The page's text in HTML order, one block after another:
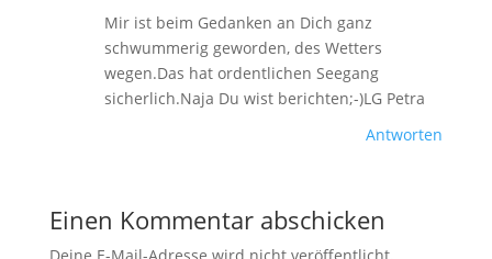
Mir ist beim Gedanken an Dich ganz
schwummerig geworden, des Wetters
wegen.Das hat ordentlichen Seegang
sicherlich.Naja Du wist berichten;-)LG Petra
Antworten
Einen Kommentar abschicken